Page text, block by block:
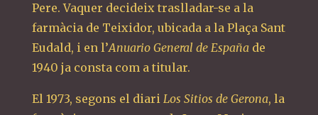
Pere. Vaquer decideix traslladar-se a la
farmàcia de Teixidor, ubicada a la Plaça Sant
Eudald, i en l’Anuario General de Españade
1940 ja consta com a titular.
El 1973, segons el diari Los Sitios de Gerona, la